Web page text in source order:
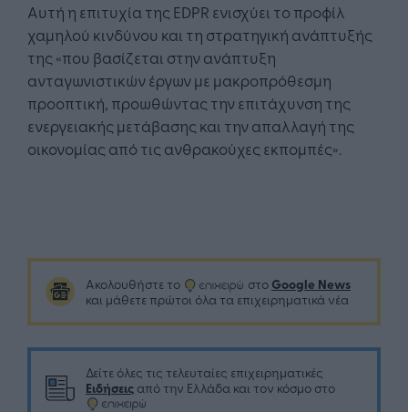
Αυτή η επιτυχία της EDPR ενισχύει το προφίλ
χαμηλού κινδύνου και τη στρατηγική ανάπτυξής
της «που βασίζεται στην ανάπτυξη
ανταγωνιστικών έργων με μακροπρόθεσμη
προοπτική, προωθώντας την επιτάχυνση της
ενεργειακής μετάβασης και την απαλλαγή της
οικονομίας από τις ανθρακούχες εκπομπές».
Ακολουθήστε το στο Google News
και μάθετε πρώτοι όλα τα επιχειρηματικά νέα
Δείτε όλες τις τελευταίες επιχειρηματικές
Ειδήσεις από την Ελλάδα και τον κόσμο στο